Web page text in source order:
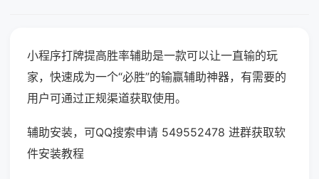
小程序打牌提高胜率辅助是一款可以让一直输的玩
家，快速成为一个“必胜”的输赢辅助神器，有需要的
用户可通过正规渠道获取使用。
辅助安装，可QQ搜索申请 549552478 进群获取软
件安装教程